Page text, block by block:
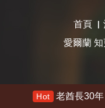
首頁
愛爾蘭
老酋長30年 限